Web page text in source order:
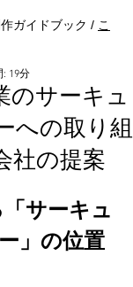
ガイドブック / こ
のサーキュ
への取り組
社の提案
: 19分
サーキュ
」の位置